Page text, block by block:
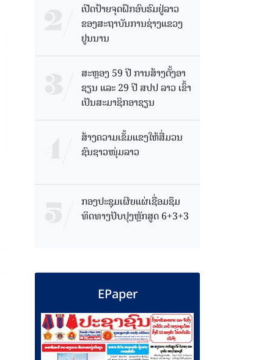
ເປີດປ້າຍຈຸດຝຶກອົບຮົມຢູ່ລາວ
ຂອງສະຖາບັນການຊ່າງແຂວງ
ຢູນນານ
ສະຫຼອງ 59 ປີ ການສ້າງຕັ້ງອາ
ຊຽນ ແລະ 29 ປີ ສປປ ລາວ ເຂົ້າ
ເປັນສະມາຊິກອາຊຽນ
ສ້າງຄວາມເຂັ້ມແຂງໃຫ້ສື່ມວນ
ຊົນຊາວໜຸ່ມລາວ
ກອງປະຊຸມເຜີຍແຜ່ເຊື່ອມຊຶມ
ທິດທາງປັບປຸງຫຼັກສູດ 6+3+3
EPaper